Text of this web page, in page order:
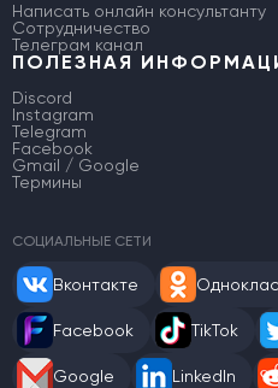
Написать онлайн консультанту
Сотрудничество
Телеграм канал
ПОЛЕЗНАЯ
Discord
Instagram
Telegram
Facebook
Gmail / Google
Термины
СОЦИАЛЬНЫЕ СЕТИ
Вконтакте
Facebook TikTok
Google LinkedIn